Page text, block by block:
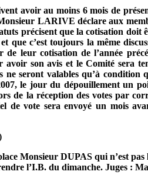
avoir au moins 6 mois de
LARIVE déclare aux
précisent que la cotisation
que c’est toujours la même
leur cotisation de l’année
son avis et le Comité sera
seront valables qu’à condition
le jour du dépouillement un
de la réception des votes par
de vote sera envoyé un mois
Monsieur DUPAS qui n’est pas
l’I.B. du dimanche. Juges :